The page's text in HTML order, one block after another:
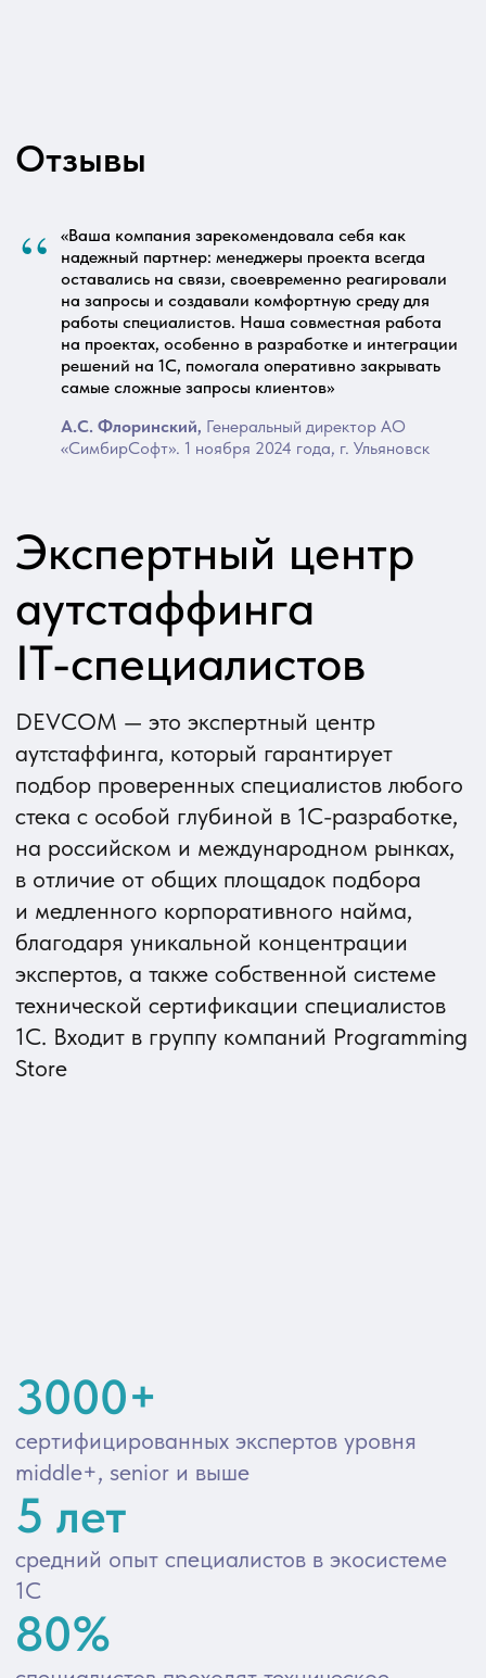
“
«Ваша компания зарекомендовала себя как
надежный партнер: менеджеры проекта всегда
оставались на связи, своевременно реагировали
на запросы и создавали комфортную среду для
работы специалистов. Наша совместная работа
на проектах, особенно в разработке и интеграции
решений на 1С, помогала оперативно закрывать
самые сложные запросы клиентов»
А.С. Флоринский, Генеральный директор АО
«СимбирСофт». 1 ноября 2024 года, г. Ульяновск